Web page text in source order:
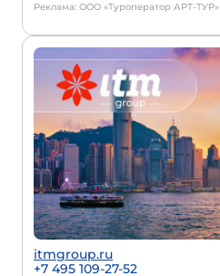
Реклама: ООО «Туроператор АРТ-ТУР»
itmgroup.ru
+7 495 109-27-52